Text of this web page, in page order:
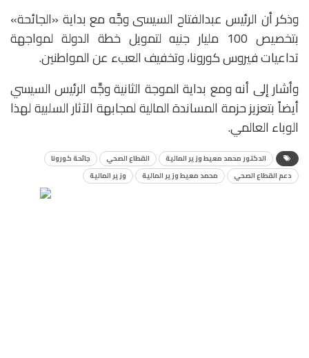
وذكر أن الرئيس عبدالفتاح السيسى وجَّه مع بداية «الجائحة»
بتخصيص 100 مليار جنيه لتمويل خطة الدولة لمواجهة
تداعيات فيروس كورونا، وتخفيف العبء عن المواطنين.
وأشار إلى أنه ومع بداية الموجة الثانية وجَّه الرئيس السيسي
أيضاً بتعزيز حزمة المساندة المالية لمجابهة الآثار السلبية لهذا
الوباء العالمي.
الدكتور محمد معيط وزير المالية القطاع الصحي
جائحة كورونا
دعم القطاع الصحي
محمد معيط وزير المالية وزير المالية